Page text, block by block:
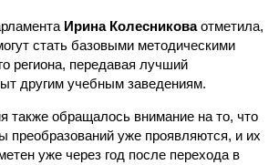
Ирина Колесниковаотметила,
стать базовыми методическими
региона, передавая лучший
другим учебным заведениям.
также обращалось внимание на то, что
преобразований уже проявляются, и их
уже через год после перехода в